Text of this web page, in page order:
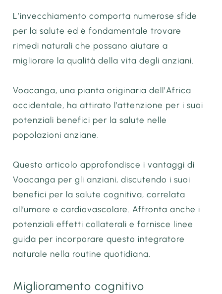
L’invecchiamento comporta numerose sfide
per la salute ed è fondamentale trovare
rimedi naturali che possano aiutare a
migliorare la qualità della vita degli anziani.
Voacanga, una pianta originaria dell’Africa
occidentale, ha attirato l’attenzione per i suoi
potenziali benefici per la salute nelle
popolazioni anziane.
Questo articolo approfondisce i vantaggi di
Voacanga per gli anziani, discutendo i suoi
benefici per la salute cognitiva, correlata
all’umore e cardiovascolare. Affronta anche i
potenziali effetti collaterali e fornisce linee
guida per incorporare questo integratore
naturale nella routine quotidiana.
Miglioramento cognitivo